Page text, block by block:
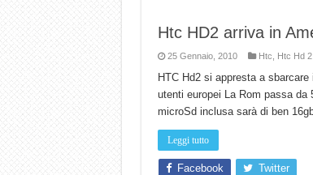
Htc HD2 arriva in
25 Gennaio, 2010 Htc Htc Hd
HTC Hd2 si appresta a
utenti europei La Rom passa
microSd inclusa sarà di ben
Leggi tutto
Facebook Twitter